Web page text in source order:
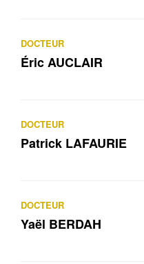
DOCTEUR
Éric AUCLAIR
DOCTEUR
Patrick LAFAURIE
DOCTEUR
Yaël BERDAH